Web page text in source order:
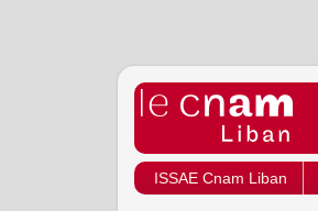
ISSAE Cnam Liban